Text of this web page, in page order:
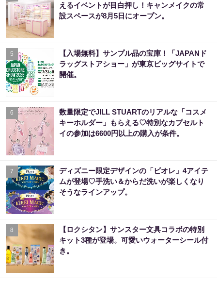
えるイベントが目白押し！キャンメイクの常
設スペースが8月5日にオープン。
5
【入場無料】サンプル品の宝庫！「JAPANド
ラッグストアショー」が東京ビッグサイトで
開催。
6
数量限定でJILL STUARTのリアルな「コスメ
キーホルダー」もらえる♡特別なカプセルト
イの参加は6600円以上の購入が条件。
7
ディズニー限定デザインの「ビオレ」4アイテ
ムが登場♡手洗い＆からだ洗いが楽しくなり
そうなラインアップ。
8
【ロクシタン】サンスター文具コラボの特別
キット3種が登場。可愛いウォーターシール付
き。